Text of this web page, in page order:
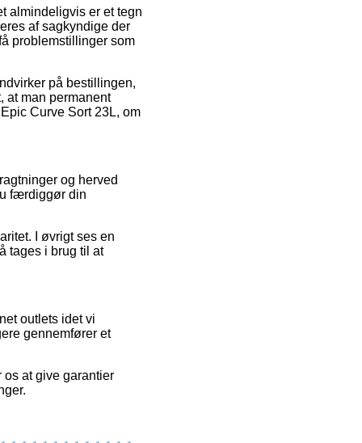
almindeligvis er et tegn
af sagkyndige der
problemstillinger som
på bestillingen,
at man permanent
Curve Sort 23L, om
og herved
færdiggør din
I øvrigt ses en
tages i brug til at
outlets idet vi
gennemfører et
os at give garantier